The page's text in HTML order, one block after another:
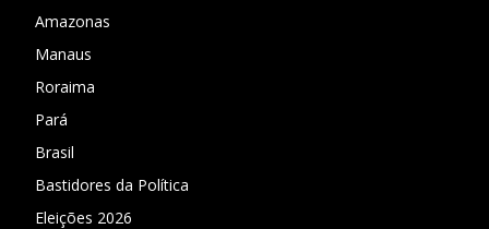
Amazonas
Manaus
Roraima
Pará
Brasil
Bastidores da Política
Eleições 2026